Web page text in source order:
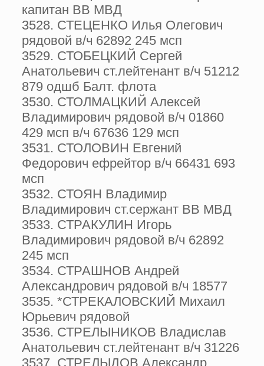
капитан ВВ МВД
3528. СТЕЦЕНКО Илья Олегович
рядовой в/ч 62892 245 мсп
3529. СТОБЕЦКИЙ Сергей
Анатольевич ст.лейтенант в/ч 51212
879 одшб Балт. флота
3530. СТОЛМАЦКИЙ Алексей
Владимирович рядовой в/ч 01860
429 мсп в/ч 67636 129 мсп
3531. СТОЛОВИН Евгений
Федорович ефрейтор в/ч 66431 693
мсп
3532. СТОЯН Владимир
Владимирович ст.сержант ВВ МВД
3533. СТРАКУЛИН Игорь
Владимирович рядовой в/ч 62892
245 мсп
3534. СТРАШНОВ Андрей
Александрович рядовой в/ч 18577
3535. *СТРЕКАЛОВСКИЙ Михаил
Юрьевич рядовой
3536. СТРЕЛЫНИКОВ Владислав
Анатольевич ст.лейтенант в/ч 31226
3537. СТРЕЛЫДОВ Александр